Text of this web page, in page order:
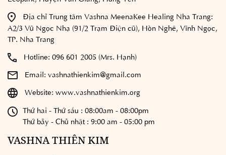
Địa chỉ Trung tâm Vashna MeenaKee Healing Nha Trang:
A2/3 Vũ Ngọc Nhạ (91/2 Trạm Điện cũ), Hòn Nghê, Vĩnh Ngọc,
TP. Nha Trang
Hotline: 096 601 2005 (Mrs. Hạnh)
Email: vashnathienkim@gmail.com
Website: www.vashnathienkim.org
Thứ hai - Thứ sáu : 08:00am - 08:00pm
Thứ bảy - Chủ nhật : 9:00 am - 05:00 pm
VASHNA THIÊN KIM